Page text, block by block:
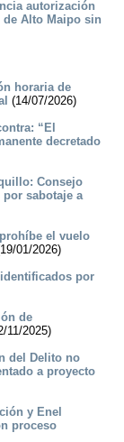
autorización
de Alto Maipo sin
horaria de
(14/07/2026)
“El
decretado
Consejo
por sabotaje a
el vuelo
01/2026)
por
de
11/2025)
del Delito no
a proyecto
y Enel
proceso